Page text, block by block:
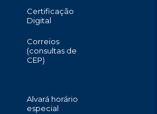
Certificação
Digital
Correios
(consultas de
CEP)
Alvará horário
especial